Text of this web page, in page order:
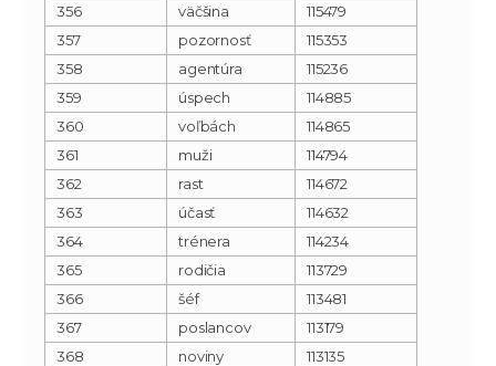
356
väčšina
115479
357
pozornosť
115353
358
agentúra
115236
359
úspech
114885
360
voľbách
114865
361
muži
114794
362
rast
114672
363
účasť
114632
364
trénera
114234
365
rodičia
113729
366
šéf
113481
367
poslancov
113179
368
noviny
113135